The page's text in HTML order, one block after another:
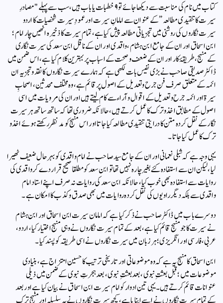
کتاب میں نام کی مناسبت سے دیکھا جائے تو ۹ خطبات یا باب ہیں، سب سے پہلے "مصادرِ
سیرت کا تنقیدی مطالعہ” کے عنوان سے امامانِ سیرت اور عمودِ سیرت شخصیات کا اردو
سیرت نگاروں کی روشنی میں تجزیاتی مطالعہ پیش کیا ہے، تمام سیرت کا ذخیرہ انھیں چار امام؛
ابن اسحاق اور ان کے جامع ابن ہشام، واقدی اور ان کے ناقل ابن سعد کی سیرت نگاری
کے منہج، طریقۂ کار اور ان کے ضعف و صحت کے اسباب پر بہترین کلام کیا ہے، اس ضمن میں
ڈاکٹر صدیقی صاحب نے بڑی نفیس بات لکھی ہے کہ ہمارے سیرت نگاروں کا نقد و تجزیہ ان
ائمہ کے متعلق صرف فن جرح و تعدیل کے اصول پر قائم ہے، وہ مختلف محدثین، اصحابِ
سیرۃ اور ائمہ جرح و تعدیل کے اقوال و آراء سے کام لیتے ہیں اور ان کی مرویات میں اسی
اصول کے مطابق اخذ و ترک کا عمل کرتے ہیں، حالانکہ ضروری تھا کہ ساتھ ساتھ ہر سیرت
نگار کے نقل کردہ متن کا درایتی تنقیدی مطالعہ کیا جاتا اور اس منہج کو مد نظر رکھتے ہوئے اخذ و
ترک کا عمل کیا جاتا۔
یہی وجہ ہے کہ شبلی نعمانی اور ان کے جامع سید صاحب نے امام واقدی کو بہر حال ضعیف ٹھیرا
لیا، لیکن ان سے استفادہ کئے بغیر چارہ نہیں تھا تو ابن سعد کو مطلقا صحیح قرار دے کر واقدی کی
روایات سے استفادہ بھی خوب کیا، حالانکہ ابن سعد کی روایات نہ صرف اپنے استاد امام
واقدی سے بلکہ دیگر راویوں کی نقل کردہ روایات میں بھی صدق و کذب کا امکان ہے۔
دوسرے باب میں ڈاکٹر صاحب نے ذکر کیا ہے کہ امامان سیرت ابن اسحاق اور ابن ہشام
نے سیرت کا جو منہج قائم کیا ہے، بعد کے تمام سیرت نگاروں نے وہی منہج اختیار کیا، اردو،
عربی، فارسی اور انگریزی؛ ہر زبان میں سیرت نگاروں نے اسی طریقہ کو پسند کیا۔
ابن اسحاق کا منہج یہ ہے کہ وہ موضوعاتی اور تاریخی ترتیب کا حسین امتزاج ہے، بنیادی
موضوعات میں ؛ قبل بعثتِ نبوی، بعد بعثتِ نبوی، بعد ہجرتِ نبوی کے ضمن میں ذیلی
عنوانات قائم کرتے ہیں۔ یہی تین ادوار کو امام سیرت ابن اسحاق نے بیان کیا ہے اور بعد